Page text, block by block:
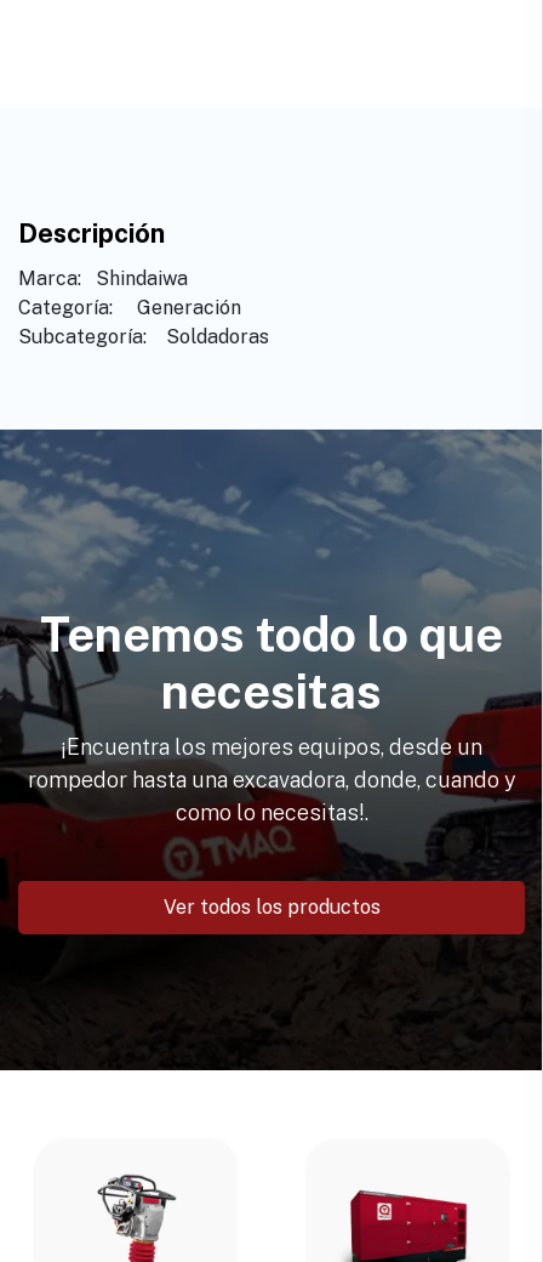
Descripción
Marca: ​ ​Shindaiwa
Categoría: ​ ​Generación
Subcategoría: ​ ​Soldadoras
Tenemos todo lo que
necesitas
¡Encuentra los mejores equipos, desde un
rompedor hasta una excavadora, donde, cuando y
como lo necesitas!.
Ver todos los productos